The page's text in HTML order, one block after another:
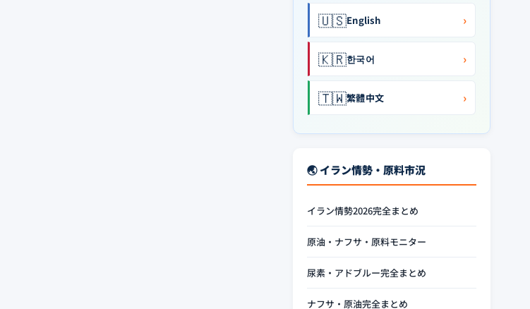
🇺🇸English ›
🇰🇷한국어 ›
🇹🇼繁體中文 ›
🌏 イラン情勢・原料市況
イラン情勢2026完全まとめ
原油・ナフサ・原料モニター
尿素・アドブルー完全まとめ
ナフサ・原油完全まとめ